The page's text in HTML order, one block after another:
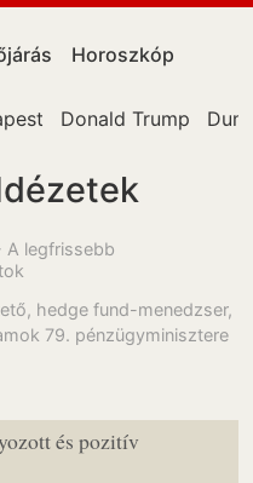
Horoszkóp
Donald Trump Duna
A legfrissebb
hedge fund-menedzser,
79. pénzügyminisztere
és pozitív